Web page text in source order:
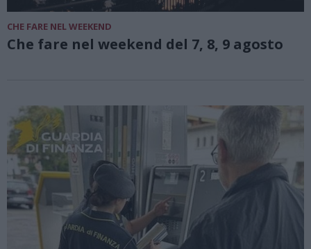
CHE FARE NEL WEEKEND
Che fare nel weekend del 7, 8, 9 agosto